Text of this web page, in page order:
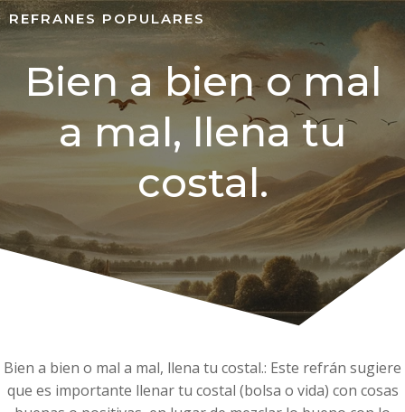
REFRANES POPULARES
Bien a bien o mal
a mal, llena tu
costal.
Bien a bien o mal a mal, llena tu costal.: Este refrán sugiere
que es importante llenar tu costal (bolsa o vida) con cosas